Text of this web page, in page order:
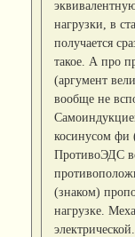
нагрузки, в
получается
такое. А про
(аргумент
вообще не
косинусом фи
ПротивоЭДС
(знаком)
нагрузке.